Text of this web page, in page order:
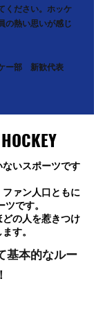
ください。ホッケ
の熱い思いが感じ
ケー部 新歓代表
いスポーツです
ァン人口ともに
です。
の人を惹きつけ
す。
基本的なルー
​！